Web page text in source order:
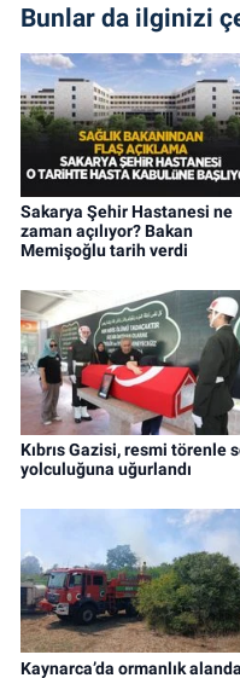
Bunlar da ilginizi
Sakarya Şehir Hastanesi ne
zaman açılıyor? Bakan
Memişoğlu tarih verdi
Kıbrıs Gazisi, resmi törenle
yolculuğuna uğurlandı
Kaynarca’da ormanlık alanda